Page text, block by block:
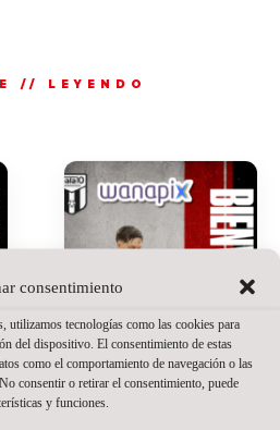
consentimiento
utilizamos tecnologías como las cookies para
del dispositivo. El consentimiento de estas
como el comportamiento de navegación o las
consentir o retirar el consentimiento, puede
y funciones.